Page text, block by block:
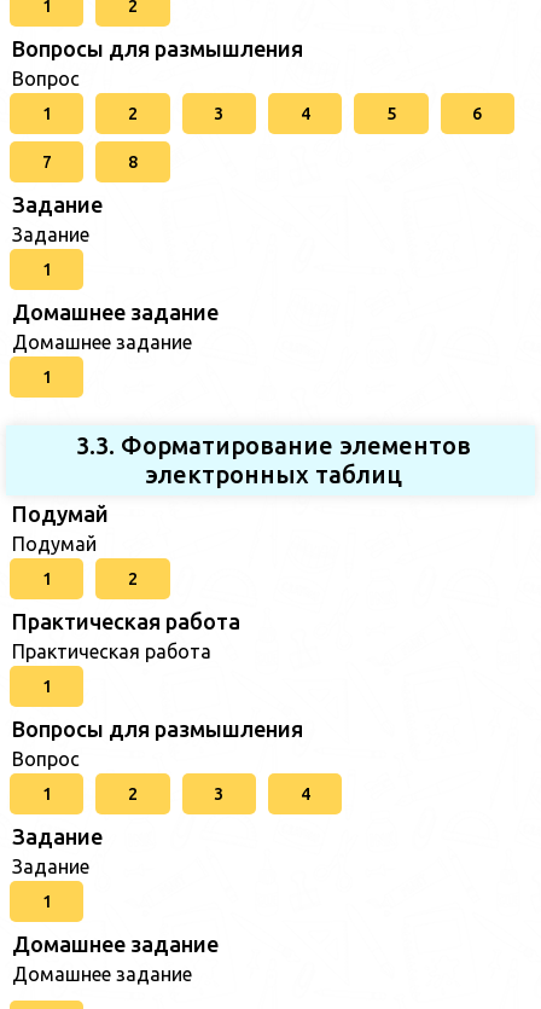
1 2
Вопросы для размышления
Вопрос
1 2 3 4 5 6
7 8
Задание
Задание
1
Домашнее задание
Домашнее задание
1
3.3. Форматирование элементов
электронных таблиц
Подумай
Подумай
1 2
Практическая работа
Практическая работа
1
Вопросы для размышления
Вопрос
1 2 3 4
Задание
Задание
1
Домашнее задание
Домашнее задание